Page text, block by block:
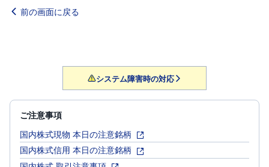
前の画面に戻る
システム障害時の対応
ご注意事項
国内株式現物 本日の注意銘柄
国内株式信用 本日の注意銘柄